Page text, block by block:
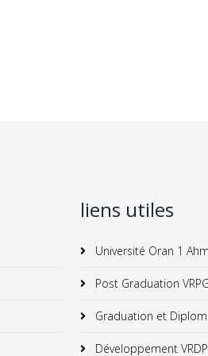
liens utiles
Université Oran 1
Post Graduation VRPG
Graduation et
Développement